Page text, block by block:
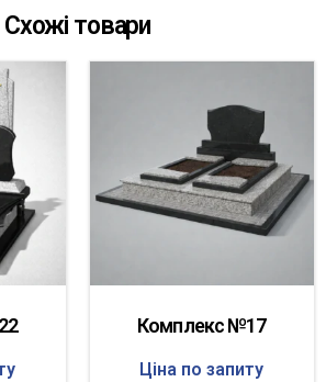
Схожі товари
Комплекс №17
Ціна по запиту